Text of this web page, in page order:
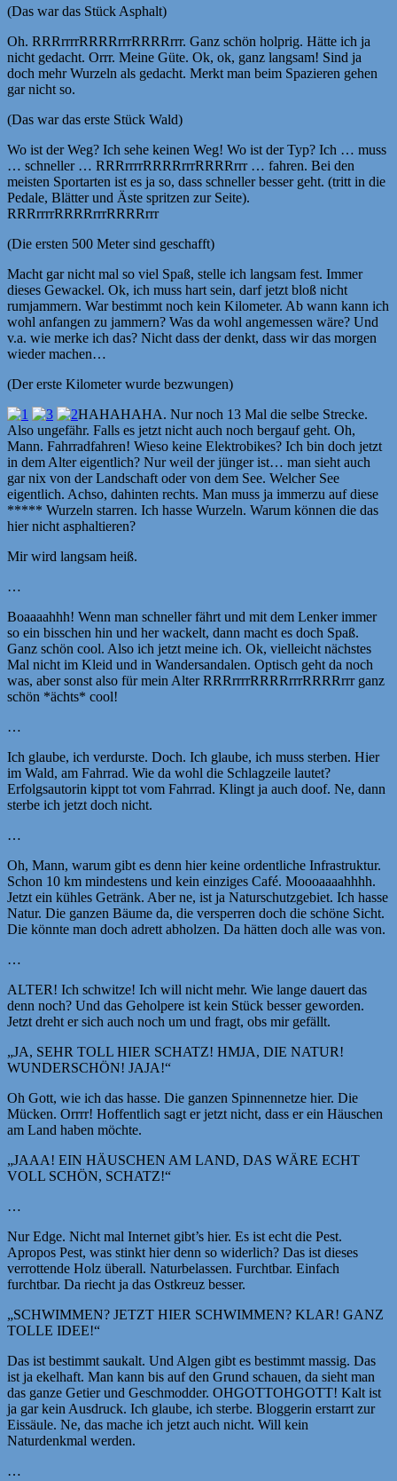
(Das war das Stück Asphalt)
Oh. RRRrrrrRRRRrrrRRRRrrr. Ganz schön holprig. Hätte ich ja
nicht gedacht. Orrr. Meine Güte. Ok, ok, ganz langsam! Sind ja
doch mehr Wurzeln als gedacht. Merkt man beim Spazieren gehen
gar nicht so.
(Das war das erste Stück Wald)
Wo ist der Weg? Ich sehe keinen Weg! Wo ist der Typ? Ich … muss
… schneller … RRRrrrrRRRRrrrRRRRrrr … fahren. Bei den
meisten Sportarten ist es ja so, dass schneller besser geht. (tritt in die
Pedale, Blätter und Äste spritzen zur Seite).
RRRrrrrRRRRrrrRRRRrrr
(Die ersten 500 Meter sind geschafft)
Macht gar nicht mal so viel Spaß, stelle ich langsam fest. Immer
dieses Gewackel. Ok, ich muss hart sein, darf jetzt bloß nicht
rumjammern. War bestimmt noch kein Kilometer. Ab wann kann ich
wohl anfangen zu jammern? Was da wohl angemessen wäre? Und
v.a. wie merke ich das? Nicht dass der denkt, dass wir das morgen
wieder machen…
(Der erste Kilometer wurde bezwungen)
HAHAHAHA. Nur noch 13 Mal die selbe Strecke.
Also ungefähr. Falls es jetzt nicht auch noch bergauf geht. Oh,
Mann. Fahrradfahren! Wieso keine Elektrobikes? Ich bin doch jetzt
in dem Alter eigentlich? Nur weil der jünger ist… man sieht auch
gar nix von der Landschaft oder von dem See. Welcher See
eigentlich. Achso, dahinten rechts. Man muss ja immerzu auf diese
***** Wurzeln starren. Ich hasse Wurzeln. Warum können die das
hier nicht asphaltieren?
Mir wird langsam heiß.
…
Boaaaahhh! Wenn man schneller fährt und mit dem Lenker immer
so ein bisschen hin und her wackelt, dann macht es doch Spaß.
Ganz schön cool. Also ich jetzt meine ich. Ok, vielleicht nächstes
Mal nicht im Kleid und in Wandersandalen. Optisch geht da noch
was, aber sonst also für mein Alter RRRrrrrRRRRrrrRRRRrrr ganz
schön *ächts* cool!
…
Ich glaube, ich verdurste. Doch. Ich glaube, ich muss sterben. Hier
im Wald, am Fahrrad. Wie da wohl die Schlagzeile lautet?
Erfolgsautorin kippt tot vom Fahrrad. Klingt ja auch doof. Ne, dann
sterbe ich jetzt doch nicht.
…
Oh, Mann, warum gibt es denn hier keine ordentliche Infrastruktur.
Schon 10 km mindestens und kein einziges Café. Moooaaaahhhh.
Jetzt ein kühles Getränk. Aber ne, ist ja Naturschutzgebiet. Ich hasse
Natur. Die ganzen Bäume da, die versperren doch die schöne Sicht.
Die könnte man doch adrett abholzen. Da hätten doch alle was von.
…
ALTER! Ich schwitze! Ich will nicht mehr. Wie lange dauert das
denn noch? Und das Geholpere ist kein Stück besser geworden.
Jetzt dreht er sich auch noch um und fragt, obs mir gefällt.
„JA, SEHR TOLL HIER SCHATZ! HMJA, DIE NATUR!
WUNDERSCHÖN! JAJA!“
Oh Gott, wie ich das hasse. Die ganzen Spinnennetze hier. Die
Mücken. Orrrr! Hoffentlich sagt er jetzt nicht, dass er ein Häuschen
am Land haben möchte.
„JAAA! EIN HÄUSCHEN AM LAND, DAS WÄRE ECHT
VOLL SCHÖN, SCHATZ!“
…
Nur Edge. Nicht mal Internet gibt’s hier. Es ist echt die Pest.
Apropos Pest, was stinkt hier denn so widerlich? Das ist dieses
verrottende Holz überall. Naturbelassen. Furchtbar. Einfach
furchtbar. Da riecht ja das Ostkreuz besser.
„SCHWIMMEN? JETZT HIER SCHWIMMEN? KLAR! GANZ
TOLLE IDEE!“
Das ist bestimmt saukalt. Und Algen gibt es bestimmt massig. Das
ist ja ekelhaft. Man kann bis auf den Grund schauen, da sieht man
das ganze Getier und Geschmodder. OHGOTTOHGOTT! Kalt ist
ja gar kein Ausdruck. Ich glaube, ich sterbe. Bloggerin erstarrt zur
Eissäule. Ne, das mache ich jetzt auch nicht. Will kein
Naturdenkmal werden.
…